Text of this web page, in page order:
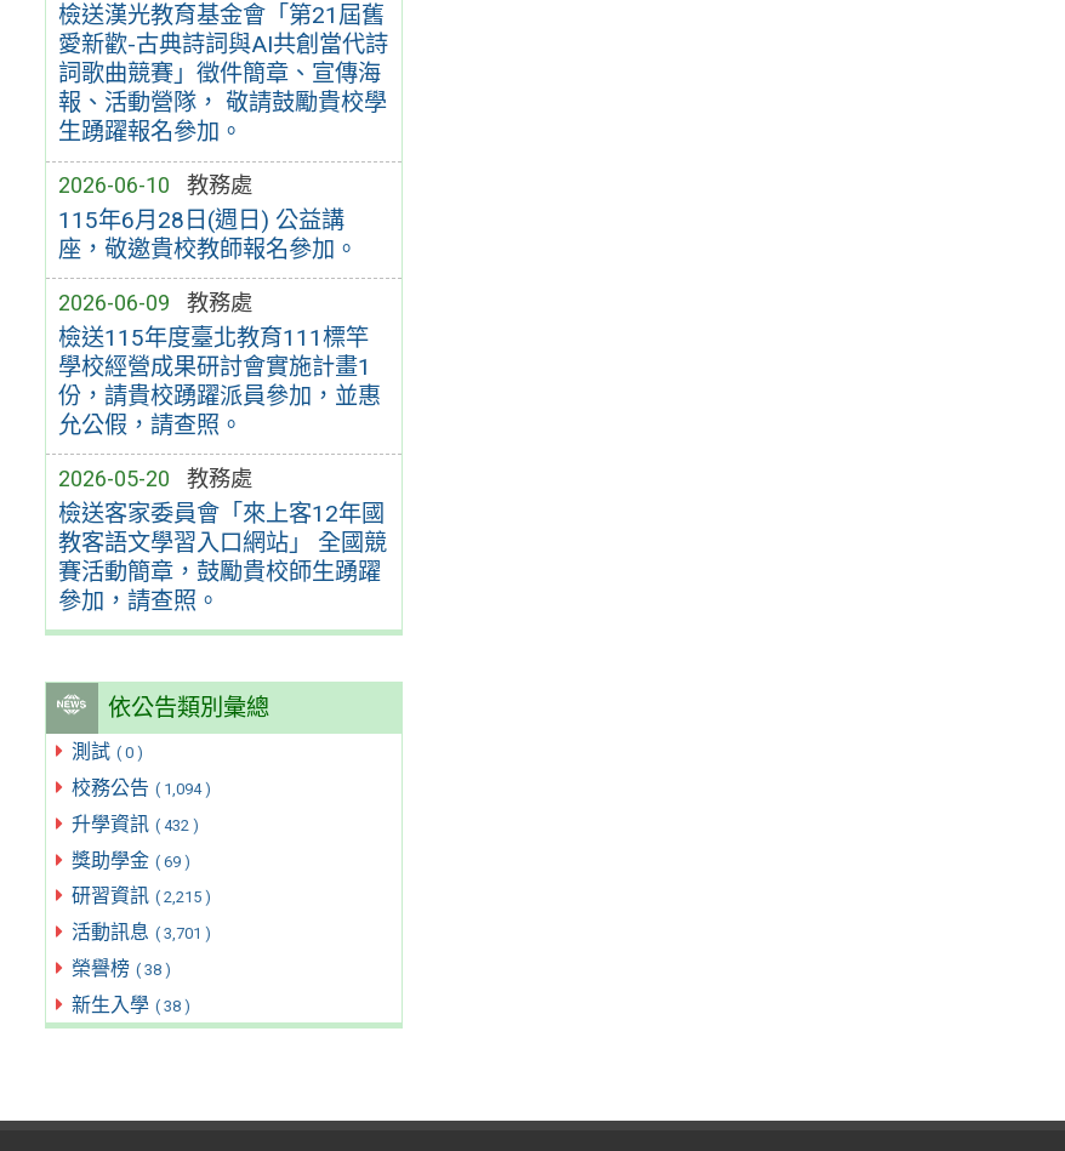
檢送漢光教育基金會「第21屆舊
愛新歡-古典詩詞與AI共創當代詩
詞歌曲競賽」徵件簡章、宣傳海
報、活動營隊， 敬請鼓勵貴校學
生踴躍報名參加。
2026-06-10 教務處
115年6月28日(週日) 公益講
座，敬邀貴校教師報名參加。
2026-06-09 教務處
檢送115年度臺北教育111標竿
學校經營成果研討會實施計畫1
份，請貴校踴躍派員參加，並惠
允公假，請查照。
2026-05-20 教務處
檢送客家委員會「來上客12年國
教客語文學習入口網站」 全國競
賽活動簡章，鼓勵貴校師生踴躍
參加，請查照。
依公告類別彙總
測試 ( 0 )
校務公告 ( 1,094 )
升學資訊 ( 432 )
獎助學金 ( 69 )
研習資訊 ( 2,215 )
活動訊息 ( 3,701 )
榮譽榜 ( 38 )
新生入學 ( 38 )